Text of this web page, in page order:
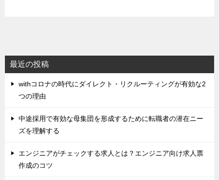
最近の投稿
withコロナの時代にダイレクト・リクルーティングが有効な2
つの理由
中途採用で有効な母集団を形成するために転職者の潜在ニー
ズを理解する
エンジニアがチェックする求人とは？エンジニア向け求人票
作成のコツ